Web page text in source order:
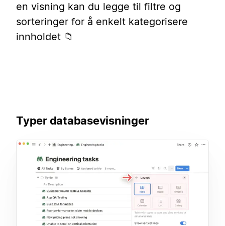
en visning kan du legge til filtre og
sorteringer for å enkelt kategorisere
innholdet 📁
Typer databasevisninger